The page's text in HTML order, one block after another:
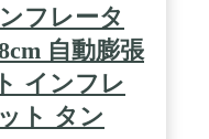
ント内で並べて使
が出来ます。 【マ
裏面に滑り止め加
や滑りやすい場所
手入れ簡単な撥水
75Dポリエステル
拭き取るだけで汚
フレータ
自動膨張
インフレ
ト タン